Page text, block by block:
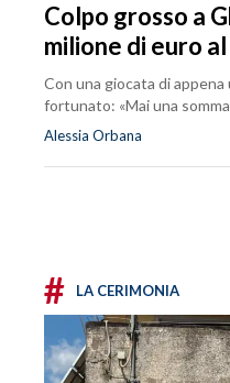
Colpo grosso a
milione di euro
Con una giocata di appena
fortunato: «Mai una
Alessia Orbana
# LA CERIMONIA